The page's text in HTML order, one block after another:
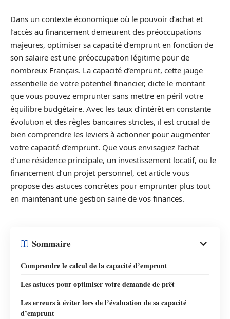
Dans un contexte économique où le pouvoir d’achat et
l’accès au financement demeurent des préoccupations
majeures, optimiser sa capacité d’emprunt en fonction de
son salaire est une préoccupation légitime pour de
nombreux Français. La capacité d’emprunt, cette jauge
essentielle de votre potentiel financier, dicte le montant
que vous pouvez emprunter sans mettre en péril votre
équilibre budgétaire. Avec les taux d’intérêt en constante
évolution et des règles bancaires strictes, il est crucial de
bien comprendre les leviers à actionner pour augmenter
votre capacité d’emprunt. Que vous envisagiez l’achat
d’une résidence principale, un investissement locatif, ou le
financement d’un projet personnel, cet article vous
propose des astuces concrètes pour emprunter plus tout
en maintenant une gestion saine de vos finances.
Sommaire
Comprendre le calcul de la capacité d’emprunt
Les astuces pour optimiser votre demande de prêt
Les erreurs à éviter lors de l’évaluation de sa capacité
d’emprunt